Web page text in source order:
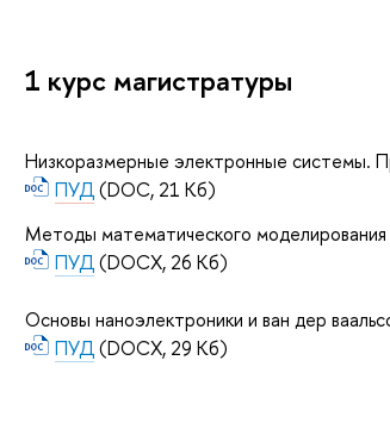
1 курс магистратуры
Низкоразмерные электронные системы.
ПУД(DOC, 21 Кб)
Методы математического
ПУД(DOCX, 26 Кб)
Основы наноэлектроники и ван дер
ПУД(DOCX, 29 Кб)